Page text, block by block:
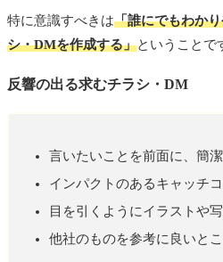
特に意識すべきは「誰にでもわか
シ・DMを作成する」ということで
反響の出る求むチラシ・DM
言いたいことを前面に、簡
インパクトのあるキャッチ
目を引くようにイラストや
他社のものを参考に良いと